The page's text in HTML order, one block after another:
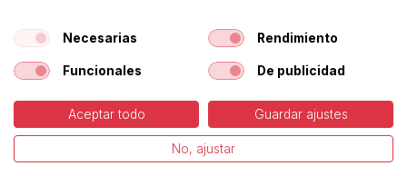
¡Síguenos!
Copyright © Ortolá, S.A. -Política de Cookies -Aviso
Legal
Español
Necesarias Rendimiento
Funcionales De publicidad
Aceptar todo Guardar ajustes
No, ajustar